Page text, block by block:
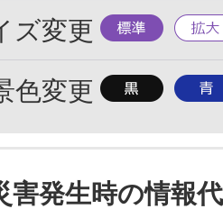
ズ変更 標
準
拡
大
色変更 背
色
を
背
色
を
害発生時の情報